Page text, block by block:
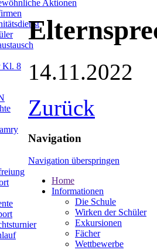
Aktionen
Kl. 8
14.11.2022
Zurück
Navigation
Navigation überspringen
Home
Informationen
Die Schule
Wirken der Schüler
Exkursionen
Fächer
Wettbewerbe